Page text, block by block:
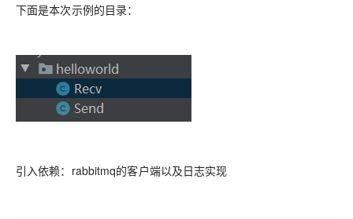
下面是本次示例的目录：
引入依赖：rabbitmq的客户端以及日志实现